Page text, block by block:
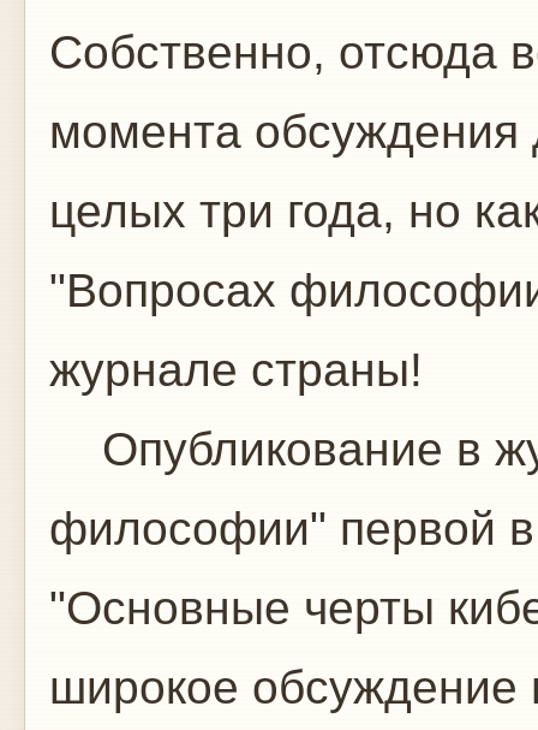
Собственно, отсюда
момента
целых три года, но
"Вопросах
журнале страны!
Опубликование в
философии" первой в
"Основные черты
широкое обсуждение